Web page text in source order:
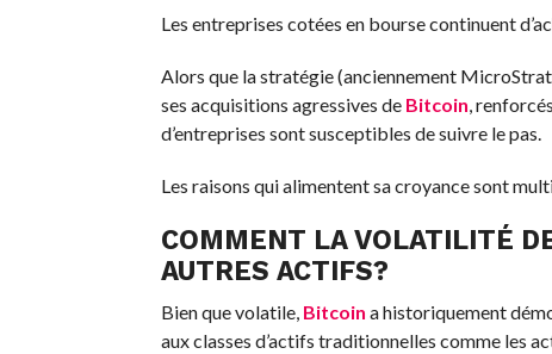
Les entreprises cotées en bourse continuent
Alors que la stratégie (anciennement
ses acquisitions agressives de Bitcoin,
d’entreprises sont susceptibles de suivre le pas.
Les raisons qui alimentent sa croyance sont
COMMENT LA VOLATILITÉ
AUTRES ACTIFS?
Bien que volatile, Bitcoin a historiquement
aux classes d’actifs traditionnelles comme les